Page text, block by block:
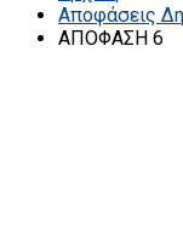
Αποφάσεις
ΑΠΟΦΑΣΗ 6